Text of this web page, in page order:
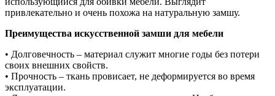
привлекательно и очень похожа на натуральную замшу.
Преимущества искусственной замши для мебели
• Долговечность – материал служит многие годы без потери
своих внешних свойств.
• Прочность – ткань провисает, не деформируется во время
эксплуатации.